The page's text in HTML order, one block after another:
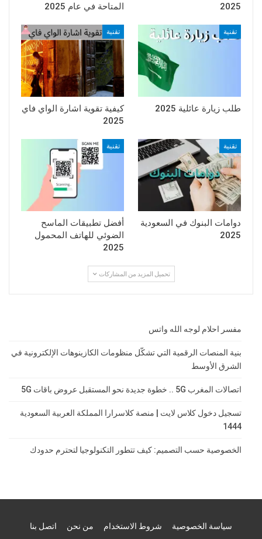
2025
المتاحة في عام 2025
تقنية
طلب زيارة عائلية 2025
تقنية
كيفية تقوية اشارة الواي فاي
2025
تقنية
دوامات البنوك في السعودية
2025
تقنية
أفضل تطبيقات الماسح
الضوئي للهاتف المحمول
2025
تحميل المزيد من المشاركات
مفسر احلام لوجه الله واتس
بنية المنصات الرقمية التي تشكّل منظومات الكازينوهات الإلكترونية في
الشرق الأوسط
اتصالات المغرب 5G .. خطوة جديدة نحو المستقبل عروض باقات 5G
تسجيل دخول كلاس لايت | منصة كلاسرارا المملكة العربية السعودية
1444
الخصوصية حسب التصميم: كيف تتطور التكنولوجيا لتحترم حدودك
سياسة الخصوصية شروط الاستخدام من نحن اتصل بنا